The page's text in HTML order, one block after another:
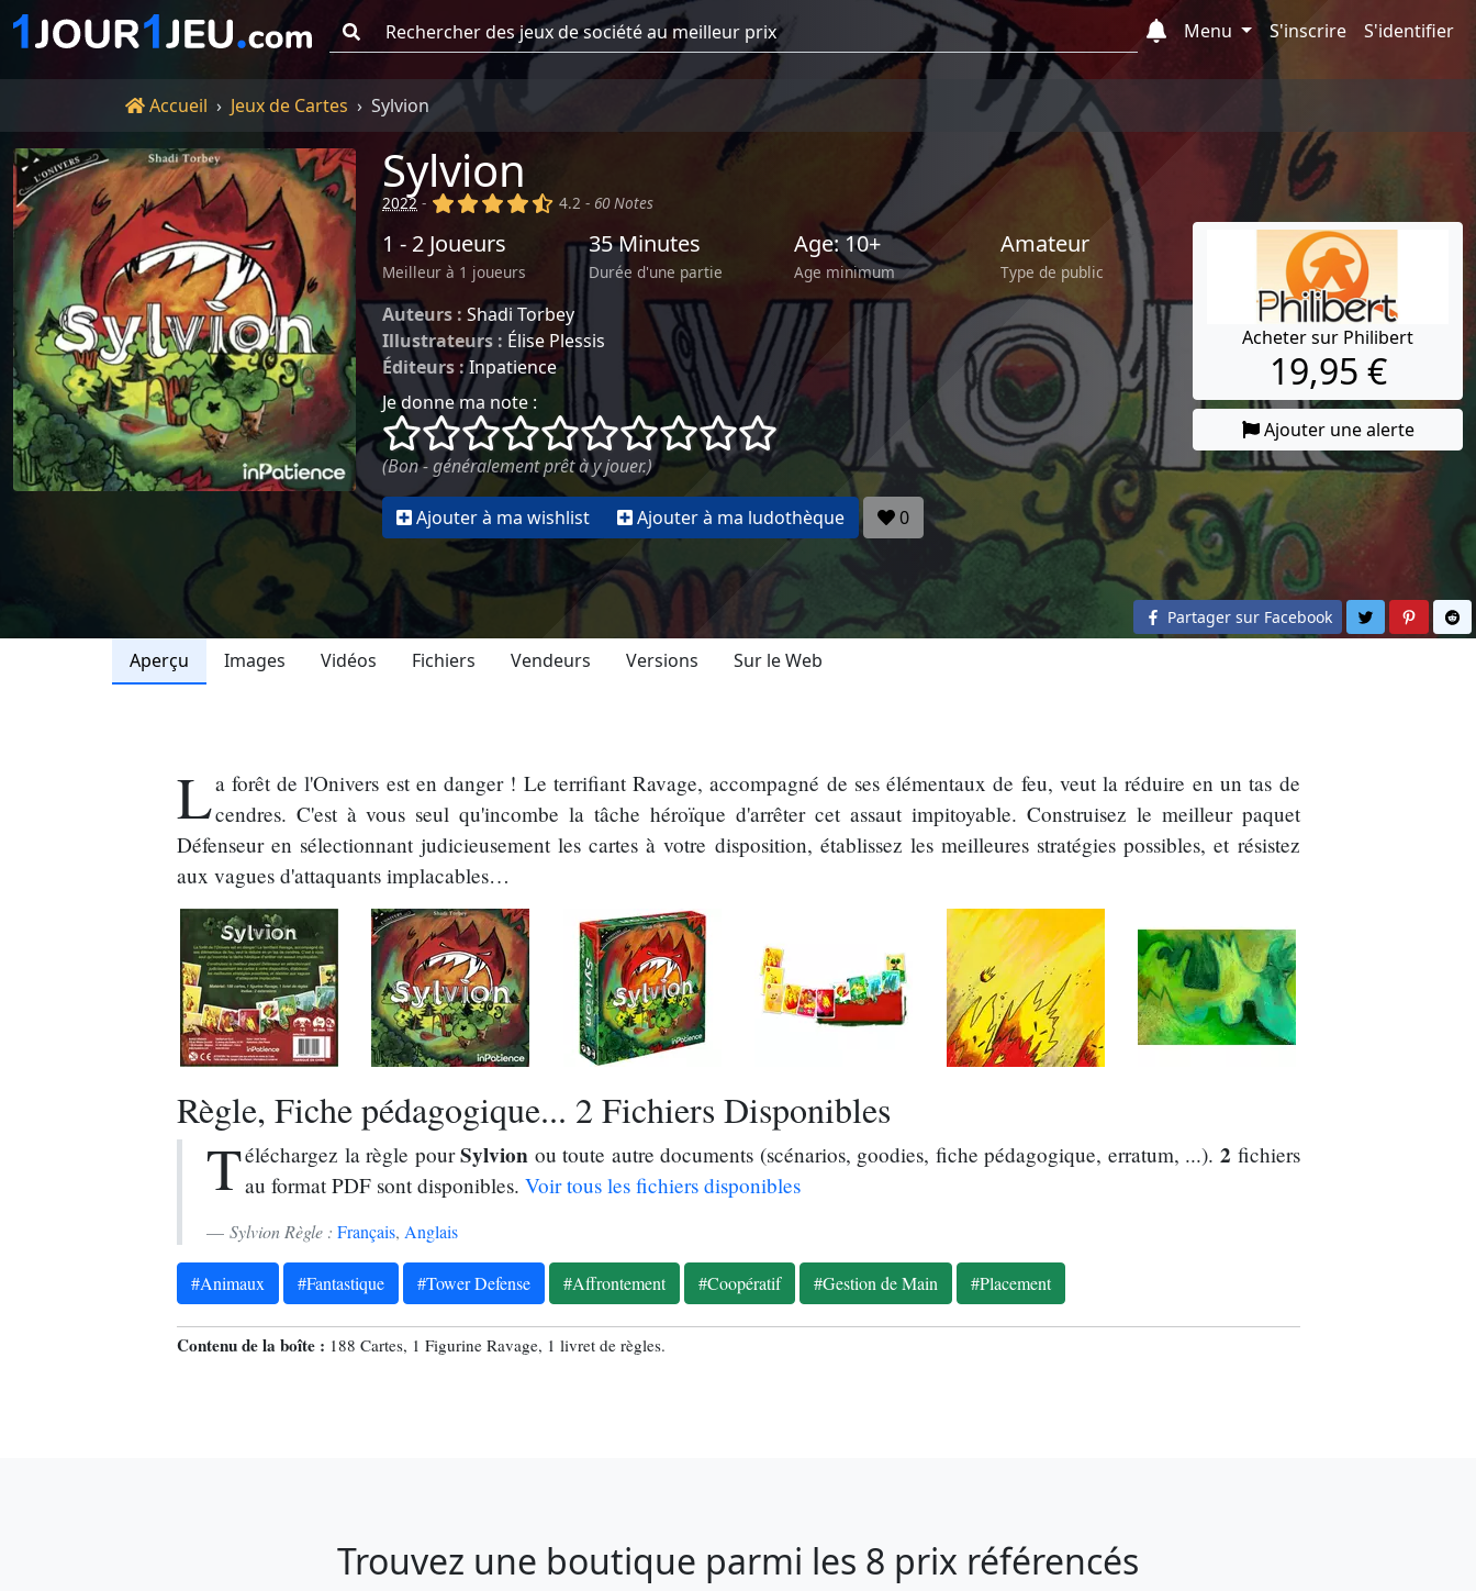
Go !
Menu
S'inscrire S'identifier
Accueil
Accueil Jeux de Cartes Sylvion
Sylvion
2022 - (x) (x) (x) (x) (,)
4.2 - 60 Notes
1 - 2 Joueurs
Meilleur à 1 joueurs
35 Minutes
Durée d'une partie
Age: 10+
Age minimum
Amateur
Type de public
Auteurs : Shadi Torbey
Illustrateurs : Élise Plessis
Éditeurs : Inpatience
Je donne ma note :
()
() () () () () () () ()
()
(Bon - généralement prêt à y jouer.)
Ajouter à ma wishlist Ajouter à ma ludothèque 0
Acheter sur Philibert
19,95 €
Ajouter une alerte
Partager sur Facebook Partager sur
Aperçu Images Vidéos Fichiers Vendeurs Versions Sur le Web
La forêt de l'Onivers est en danger ! Le terrifiant Ravage, accompagné de ses élémentaux de feu, veut la réduire en un tas de
cendres. C'est à vous seul qu'incombe la tâche héroïque d'arrêter cet assaut impitoyable. Construisez le meilleur paquet
Défenseur en sélectionnant judicieusement les cartes à votre disposition, établissez les meilleures stratégies possibles, et résistez
aux vagues d'attaquants implacables…
Règle, Fiche pédagogique... 2 Fichiers Disponibles
Téléchargez la règle pourSylvion ou toute autre documents (scénarios, goodies, fiche pédagogique, erratum, ...). 2 fichiers
au format PDF sont disponibles.Voir tous les fichiers disponibles
Sylvion Règle : Français, Anglais
#Animaux #Fantastique #Tower Defense #Affrontement #Coopératif #Gestion de Main #Placement
Contenu de la boîte : 188 Cartes, 1 Figurine Ravage, 1 livret de règles.
Trouvez une boutique parmi les 8 prix référencés